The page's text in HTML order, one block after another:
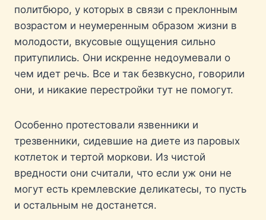
политбюро, у которых в связи с преклонным
возрастом и неумеренным образом жизни в
молодости, вкусовые ощущения сильно
притупились. Они искренне недоумевали о
чем идет речь. Все и так безвкусно, говорили
они, и никакие перестройки тут не помогут.
Особенно протестовали язвенники и
трезвенники, сидевшие на диете из паровых
котлеток и тертой моркови. Из чистой
вредности они считали, что если уж они не
могут есть кремлевские деликатесы, то пусть
и остальным не достанется.